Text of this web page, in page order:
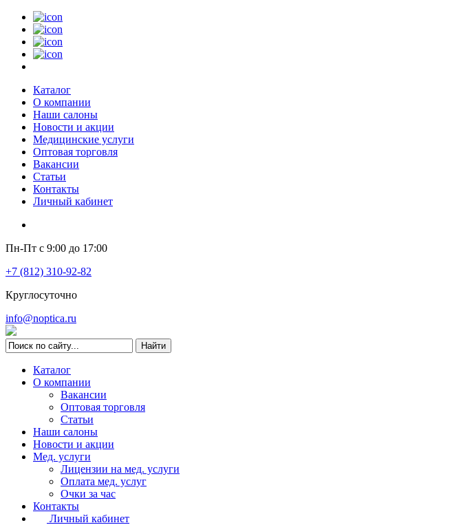
Каталог
О компании
Наши салоны
Новости и акции
Медицинские услуги
Оптовая торговля
Вакансии
Статьи
Контакты
Личный кабинет
Пн-Пт с 9:00 до 17:00
+7 (812) 310-92-82
Круглосуточно
info@noptica.ru
Каталог
О компании
Вакансии
Оптовая торговля
Статьи
Наши салоны
Новости и акции
Мед. услуги
Лицензии на мед. услуги
Оплата мед. услуг
Очки за час
Контакты
Личный кабинет